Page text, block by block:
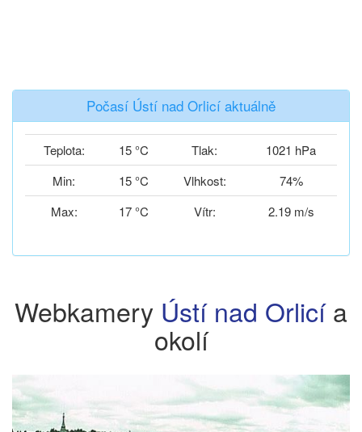
Počasí Ústí nad Orlicí aktuálně
Teplota: 15 °C Tlak:
1021 hPa
Min:
15 °C Vlhkost:
74%
Max:
17 °C Vítr: 2.19 m/s
Webkamery Ústí nad Orlicía
okolí